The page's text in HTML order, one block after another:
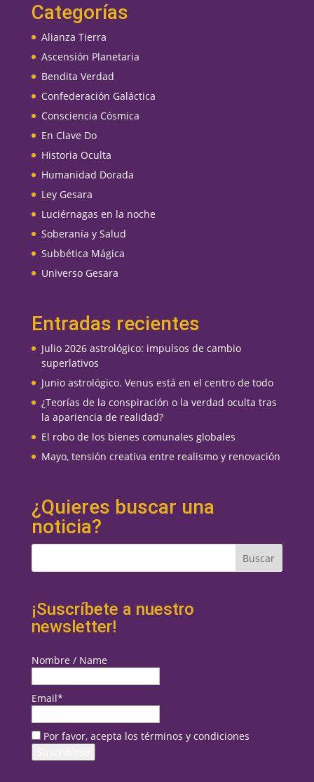
Categorías
Alianza Tierra
Ascensión Planetaria
Bendita Verdad
Confederación Galáctica
Consciencia Cósmica
En Clave Do
Historia Oculta
Humanidad Dorada
Ley Gesara
Luciérnagas en la noche
Soberanía y Salud
Subbética Mágica
Universo Gesara
Entradas recientes
Julio 2026 astrológico: impulsos de cambio
superlativos
Junio astrológico. Venus está en el centro de todo
¿Teorías de la conspiración o la verdad oculta tras
la apariencia de realidad?
El robo de los bienes comunales globales
Mayo, tensión creativa entre realismo y renovación
¿Quieres buscar una
noticia?
¡Suscríbete a nuestro
newsletter!
Nombre / Name
Email*
Por favor, acepta los términos y condiciones